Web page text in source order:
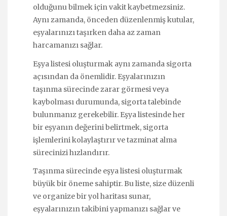
olduğunu bilmek için vakit kaybetmezsiniz.
Aynı zamanda, önceden düzenlenmiş kutular,
eşyalarınızı taşırken daha az zaman
harcamanızı sağlar.
Eşya listesi oluşturmak aynı zamanda sigorta
açısından da önemlidir. Eşyalarınızın
taşınma sürecinde zarar görmesi veya
kaybolması durumunda, sigorta talebinde
bulunmanız gerekebilir. Eşya listesinde her
bir eşyanın değerini belirtmek, sigorta
işlemlerini kolaylaştırır ve tazminat alma
sürecinizi hızlandırır.
Taşınma sürecinde eşya listesi oluşturmak
büyük bir öneme sahiptir. Bu liste, size düzenli
ve organize bir yol haritası sunar,
eşyalarınızın takibini yapmanızı sağlar ve